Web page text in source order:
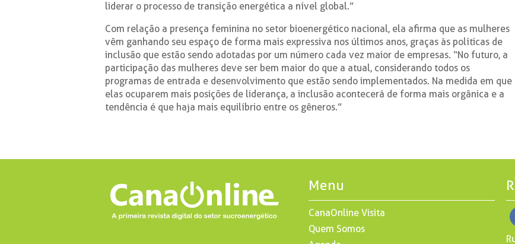
liderar o processo de transição energética a nível global.”
Com relação a presença feminina no setor bioenergético nacional, ela afirma que as mulheres
vêm ganhando seu espaço de forma mais expressiva nos últimos anos, graças às políticas de
inclusão que estão sendo adotadas por um número cada vez maior de empresas. “No futuro, a
participação das mulheres deve ser bem maior do que a atual, considerando todos os
programas de entrada e desenvolvimento que estão sendo implementados. Na medida em que
elas ocuparem mais posições de liderança, a inclusão acontecerá de forma mais orgânica e a
tendência é que haja mais equilíbrio entre os gêneros.”
Menu
CanaOnline Visita
Quem Somos